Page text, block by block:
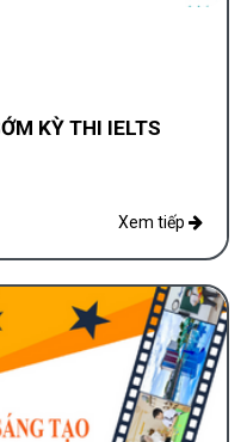
KỲ THI IELTS
Xem tiếp